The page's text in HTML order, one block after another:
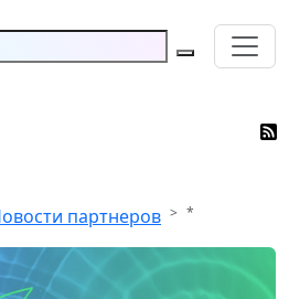
партнеров *